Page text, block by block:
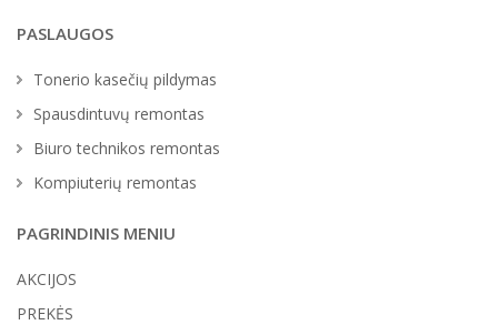
PASLAUGOS
Tonerio kasečių pildymas
Spausdintuvų remontas
Biuro technikos remontas
Kompiuterių remontas
PAGRINDINIS MENIU
AKCIJOS
PREKĖS